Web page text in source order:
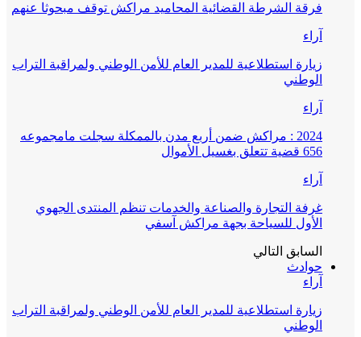
فرقة الشرطة القضائية المحاميد مراكش توقف مبحوثا عنهم
آراء
زيارة استطلاعية للمدير العام للأمن الوطني ولمراقبة التراب
الوطني
آراء
2024 : مراكش ضمن أربع مدن بالممكلة سجلت مامجموعه
656 قضية تتعلق بغسيل الأموال
آراء
غرفة التجارة والصناعة والخدمات تنظم المنتدى الجهوي
الأول للسياحة بجهة مراكش آسفي
السابق التالي
حوادث
آراء
زيارة استطلاعية للمدير العام للأمن الوطني ولمراقبة التراب
الوطني